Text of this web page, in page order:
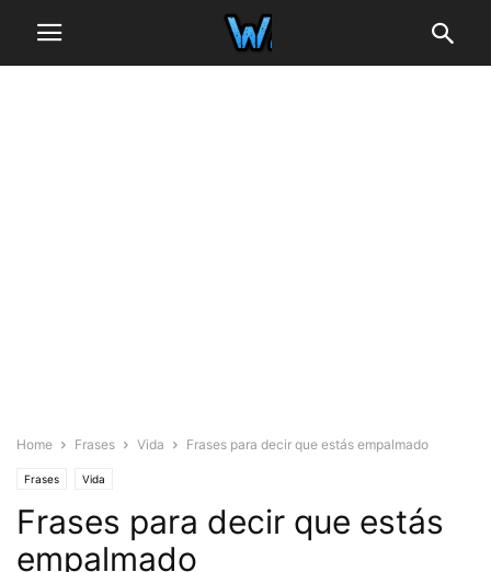
Home Frases Vida Frases para decir que estás empalmado
Frases Vida
Frases para decir que estás
empalmado